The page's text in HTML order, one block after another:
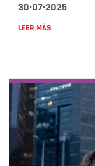
30•07•2025
LEER MÁS